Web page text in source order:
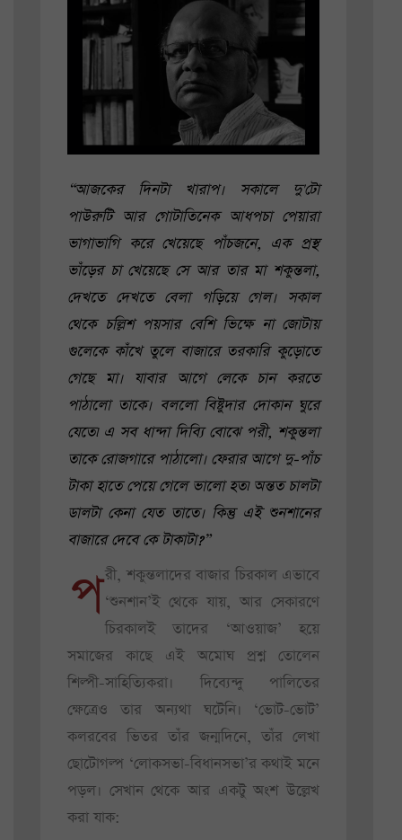
“আজকের দিনটা খারাপ। সকালে দু'টো
পাউরুটি আর গোটাতিনেক আধপচা পেয়ারা
ভাগাভাগি করে খেয়েছে পাঁচজনে, এক প্রস্থ
ভাঁড়ের চা খেয়েছে সে আর তার মা শকুন্তলা,
দেখতে দেখতে বেলা গড়িয়ে গেল। সকাল
থেকে চল্লিশ পয়সার বেশি ভিক্ষে না জোটায়
গুলেকে কাঁখে তুলে বাজারে তরকারি কুড়োতে
গেছে মা। যাবার আগে লেকে চান করতে
পাঠালো তাকে। বললো বিষ্টুদার দোকান ঘুরে
যেতে৷ এ সব ধান্দা দিব্যি বোঝে পরী, শকুন্তলা
তাকে রোজগারে পাঠালো। ফেরার আগে দু-পাঁচ
টাকা হাতে পেয়ে গেলে ভালো হত৷ অন্তত চালটা
ডালটা কেনা যেত তাতে। কিন্তু এই শুনশানের
বাজারে দেবে কে টাকাটা?”
পরী, শকুন্তলাদের বাজার চিরকাল এভাবে
‘শুনশান’ই থেকে যায়, আর সেকারণে
চিরকালই তাদের ‘আওয়াজ’ হয়ে
সমাজের কাছে এই অমোঘ প্রশ্ন তোলেন
শিল্পী-সাহিত্যিকরা। দিব্যেন্দু পালিতের
ক্ষেত্রেও তার অন্যথা ঘটেনি। ‘ভোট-ভোট’
কলরবের ভিতর তাঁর জন্মদিনে, তাঁর লেখা
ছোটোগল্প ‘লোকসভা-বিধানসভা’র কথাই মনে
পড়ল। সেখান থেকে আর একটু অংশ উল্লেখ
করা যাক: